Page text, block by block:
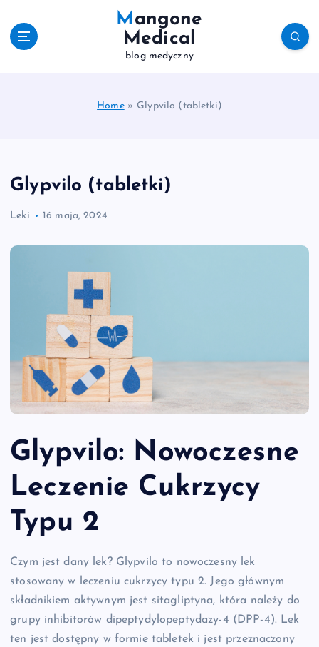
Mangone
Medical
blog medyczny
Home» Glypvilo (tabletki)
Glypvilo (tabletki)
Leki 16 maja, 2024
Glypvilo: Nowoczesne
Leczenie Cukrzycy
Typu 2
Czym jest dany lek? Glypvilo to nowoczesny lek
stosowany w leczeniu cukrzycy typu 2. Jego głównym
składnikiem aktywnym jest sitagliptyna, która należy do
grupy inhibitorów dipeptydylopeptydazy-4 (DPP-4). Lek
ten jest dostępny w formie tabletek i jest przeznaczony